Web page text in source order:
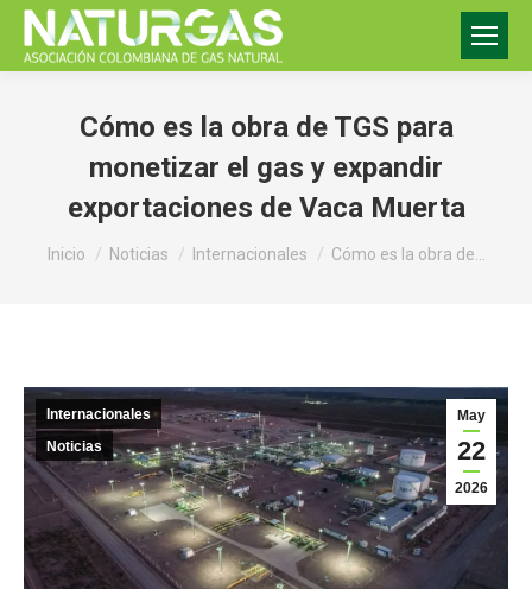
Cómo es la obra de TGS para
monetizar el gas y expandir
exportaciones de Vaca Muerta
Estás aquí:
Inicio Noticias Internacionales Cómo es la obra de…
May
22
2026
Internacionales
Noticias